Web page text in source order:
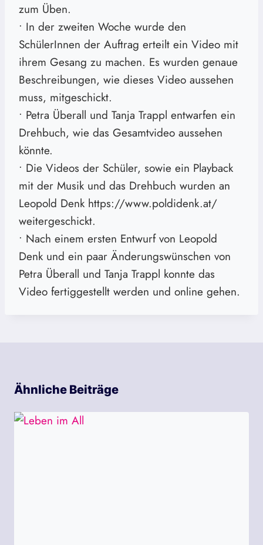
zum Üben.
• In der zweiten Woche wurde den
SchülerInnen der Auftrag erteilt ein Video mit
ihrem Gesang zu machen. Es wurden genaue
Beschreibungen, wie dieses Video aussehen
muss, mitgeschickt.
• Petra Überall und Tanja Trappl entwarfen ein
Drehbuch, wie das Gesamtvideo aussehen
könnte.
• Die Videos der Schüler, sowie ein Playback
mit der Musik und das Drehbuch wurden an
Leopold Denk https://www.poldidenk.at/
weitergeschickt.
• Nach einem ersten Entwurf von Leopold
Denk und ein paar Änderungswünschen von
Petra Überall und Tanja Trappl konnte das
Video fertiggestellt werden und online gehen.
Ähnliche Beiträge